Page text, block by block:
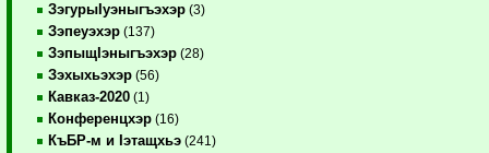
ЗэгурыIуэныгъэхэр (3)
Зэпеуэхэр (137)
ЗэпыщIэныгъэхэр (28)
Зэхыхьэхэр (56)
Кавказ-2020 (1)
Конференцхэр (16)
КъБР-м и Iэтащхьэ (241)